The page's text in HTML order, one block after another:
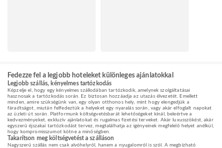
Fedezze fel a legjobb hoteleket különleges ajánlatokkal
Legjobb szállás, kényelmes tartózkodás
Képzelje el, hogy egy kényelmes szállodában tartózkodik, amelynek szolgáltatásai
hasznosak a tartózkodás során. Ez biztosan hozzáadja az utazás élvezetét. Emellett
minden, amire szükségünk van, egy olyan otthonos hely, mint hogy elengedjük a
fáradtságot, miután felfedeztük a helyeket egy nyaralás során, vagy akár elfoglalt napokat
az üzleti út során. Platformunk költségvetésbarát lehetőségeket kínál, beleértve a
kedvezményeket, exkluzív ajánlatokat és rugalmas fizetési terveket. Akár luxusszökést, akár
egyszerű éjszakai tartózkodást tervez, megtalálhatja az igényeinek megfelelő helyet anélkül,
hogy kompromisszumot kötne a minőségben.
Takarítson meg költségvetést a szálláson
Nagyszerű szállás nem csak alvóhelyről, hanem a nyugalomról is szól. A megbízható